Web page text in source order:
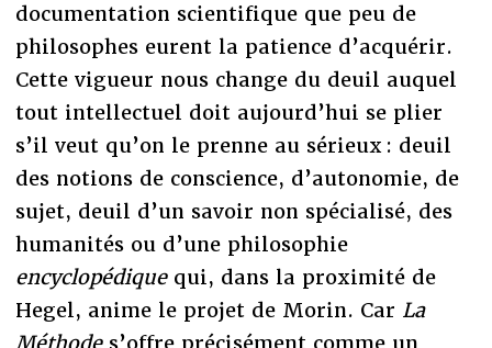
documentation scientifique que peu de
philosophes eurent la patience d’acquérir.
Cette vigueur nous change du deuil auquel
tout intellectuel doit aujourd’hui se plier
s’il veut qu’on le prenne au sérieux : deuil
des notions de conscience, d’autonomie, de
sujet, deuil d’un savoir non spécialisé, des
humanités ou d’une philosophie
encyclopédique qui, dans la proximité de
Hegel, anime le projet de Morin. Car La